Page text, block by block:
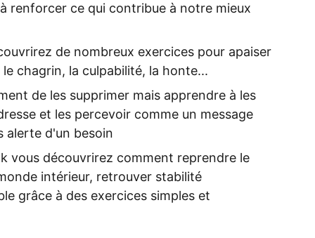
renforcer ce qui contribue à notre mieux
de nombreux exercices pour apaiser
chagrin, la culpabilité, la honte...
de les supprimer mais apprendre à les
et les percevoir comme un message
alerte d'un besoin
vous découvrirez comment reprendre le
intérieur, retrouver stabilité
grâce à des exercices simples et